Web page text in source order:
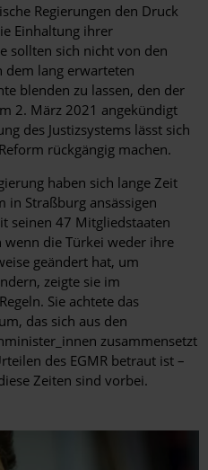
Regierungen den Druck
Einhaltung ihrer
sollten sich nicht von den
dem lang erwarteten
blenden zu lassen, den der
2. März 2021 angekündigt
des Justizsystems lässt sich
rückgängig machen.
haben sich lange Zeit
in Straßburg ansässigen
seinen 47 Mitgliedstaaten
die Türkei weder ihre
geändert hat, um
zeigte sie im
Sie achtete das
das sich aus den
zusammensetzt
des EGMR betraut ist –
Zeiten sind vorbei.